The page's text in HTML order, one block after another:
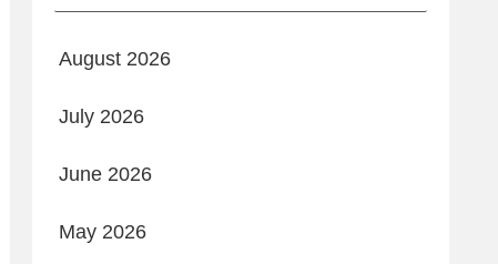
August 2026
July 2026
June 2026
May 2026